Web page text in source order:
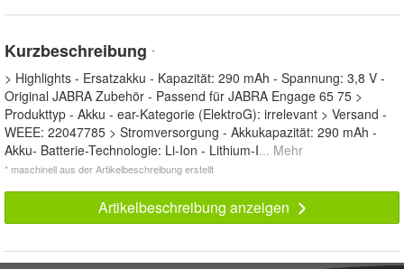
Kurzbeschreibung *
> Highlights - Ersatzakku - Kapazität: 290 mAh - Spannung: 3,8 V -
Original JABRA Zubehör - Passend für JABRA Engage 65 75 >
Produkttyp - Akku - ear-Kategorie (ElektroG): irrelevant > Versand -
WEEE: 22047785 > Stromversorgung - Akkukapazität: 290 mAh -
Akku- Batterie-Technologie: Li-Ion - Lithium-I... Mehr
* maschinell aus der Artikelbeschreibung erstellt
Artikelbeschreibung anzeigen